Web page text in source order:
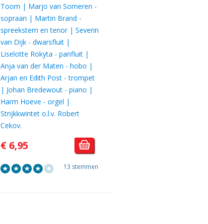
Toom | Marjo van Someren -
sopraan | Martin Brand -
spreekstem en tenor | Severin
van Dijk - dwarsfluit |
Liselotte Rokyta - panfluit |
Anja van der Maten - hobo |
Arjan en Edith Post - trompet
| Johan Bredewout - piano |
Harm Hoeve - orgel |
Strijkkwintet o.l.v. Robert
Cekov.
€ 6,95
13 stemmen